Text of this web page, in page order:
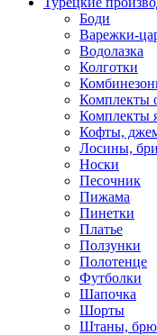
Боди
Варежки-
Водолазка
Колготки
Комплекты
Комплекты
Кофты,
Лосины,
Носки
Песочник
Пижама
Пинетки
Платье
Ползунки
Полотенце
Футболки
Шапочка
Шорты
Штаны,